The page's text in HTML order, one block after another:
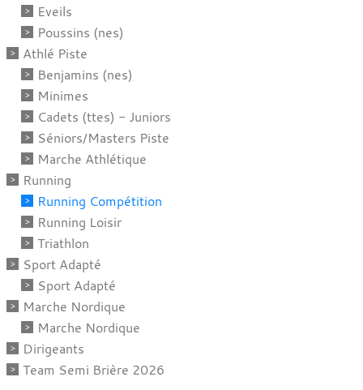
Eveils
Poussins (nes)
Athlé Piste
Benjamins (nes)
Minimes
Cadets (ttes) - Juniors
Séniors/Masters Piste
Marche Athlétique
Running
Running Compétition
Running Loisir
Triathlon
Sport Adapté
Sport Adapté
Marche Nordique
Marche Nordique
Dirigeants
Team Semi Brière 2026